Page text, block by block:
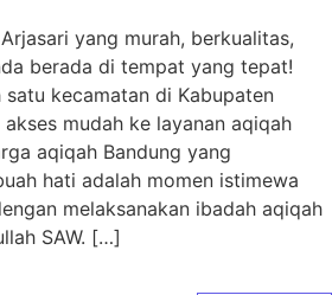
yang murah, berkualitas,
berada di tempat yang tepat!
satu kecamatan di Kabupaten
mudah ke layanan aqiqah
aqiqah Bandung yang
hati adalah momen istimewa
melaksanakan ibadah aqiqah
SAW. […]